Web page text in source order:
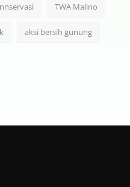
TWA Malino
aksi bersih gunung